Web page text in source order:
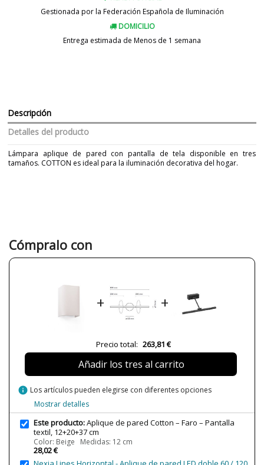
Gestionada por la Federación Española de Iluminación
DOMICILIO
Entrega estimada de Menos de 1 semana
Descripción
Detalles del producto
Lámpara aplique de pared con pantalla de tela disponible en tres
tamaños. COTTON es ideal para la iluminación decorativa del hogar.
Ancho (cm)
12-20-37 cm
Peso Neto (KG)
0,22-0,29-0,36 kg
Alimentación
100V-240V
E27
Potencia en Vatios
max. 15W
Bombilla Incluida?
Clase
Clase I
Regulación
Certificados
Cómpralo con
+ +
Precio total: 263,81 €
Añadir los tres al carrito
info Los artículos pueden elegirse con diferentes opciones
Mostrar detalles
Este producto:Aplique de pared Cotton – Faro – Pantalla
textil, 12+20+37 cm
Color: Beige Medidas: 12 cm
28,02 €